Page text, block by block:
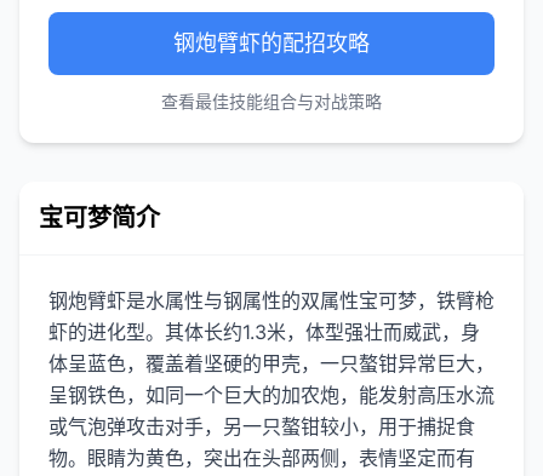
钢炮臂虾的配招攻略
查看最佳技能组合与对战策略
宝可梦简介
钢炮臂虾是水属性与钢属性的双属性宝可梦，铁臂枪
虾的进化型。其体长约1.3米，体型强壮而威武，身
体呈蓝色，覆盖着坚硬的甲壳，一只螯钳异常巨大，
呈钢铁色，如同一个巨大的加农炮，能发射高压水流
或气泡弹攻击对手，另一只螯钳较小，用于捕捉食
物。眼睛为黄色，突出在头部两侧，表情坚定而有